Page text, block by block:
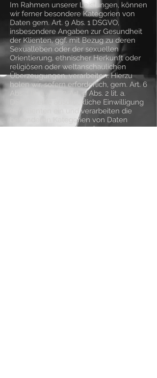
Im Rahmen unserer Leistungen, können
wir ferner besondere Kategorien von
Daten gem. Art. 9 Abs. 1 DSGVO,
insbesondere Angaben zur Gesundheit
der Klienten, ggf. mit Bezug zu deren
Sexualleben oder der sexuellen
Orientierung, ethnischer Herkunft oder
religiösen oder weltanschaulichen
Überzeugungen, verarbeiten. Hierzu
holen wir, sofern erforderlich, gem. Art. 6
Abs. 1 lit. a., Art. 7, Art. 9 Abs. 2 lit. a.
DSGVO eine ausdrückliche Einwilligung
der Klienten ein und verarbeiten die
besonderen Kategorien von Daten
ansonsten zu Zwecken der